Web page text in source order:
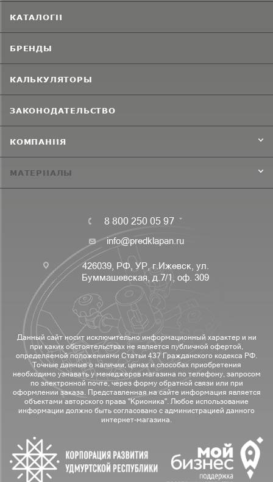
КАТАЛОГИ
БРЕНДЫ
КАЛЬКУЛЯТОРЫ
ЗАКОНОДАТЕЛЬСТВО
КОМПАНИЯ
МАТЕРИАЛЫ
8 800 250 05 97
info@predklapan.ru
426039, РФ, УР, г.Ижевск, ул.
Буммашевская, д.7/1, оф. 309
Данный сайт носит исключительно информационный характер и ни
при каких обстоятельствах не является публичной офертой,
определяемой положениями Статьи 437 Гражданского кодекса РФ.
Точные данные о наличии, ценах и способах приобретения
необходимо узнавать у менеджеров магазина по телефону, запросом
по электронной почте, через форму обратной связи или при
оформлении заказа. Представленная на сайте информация является
объектами авторского права "Крионика". Любое использование
информации должно быть согласовано с администрацией данного
интернет-магазина.